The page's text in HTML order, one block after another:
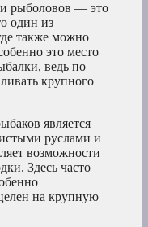
рыболовов — это
один из
также можно
это место
ведь по
крупного
является
руслами и
возможности
Здесь часто
на крупную